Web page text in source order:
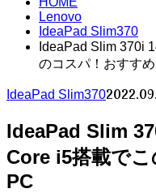
Lenovo
IdeaPad Slim370
IdeaPad Slim 370i
のコスパ！おすす
IdeaPad Slim370
IdeaPad Slim
Core i5搭載で
PC